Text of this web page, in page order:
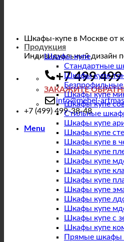
Шкафы-купе в Москве от
Индивидуальный дизайн
+7 499
ЗАКАЖИТЕ
info@mebel-
+7 (499) 499-38-48
Menu
Продукция
Шкафы купе
Стандартные
Шкафы купе
Шкафы купе
Шкафы купе
Стильные
Шкафы купе
Шкафы купе
Шкафы купе в
Шкафы купе
Шкафы купе
Шкафы купе
Шкафы купе
Шкафы купе
Шкафы купе
Шкафы купе
Шкафы купе с
Шкафы купе
Прямые шкафы